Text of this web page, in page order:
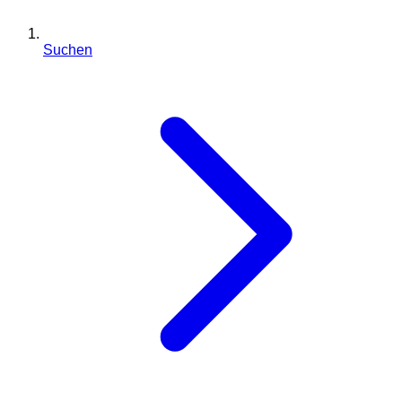
Suchen